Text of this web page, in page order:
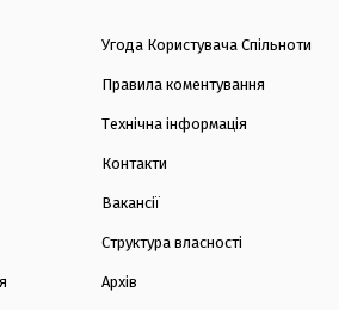
Угода Користувача Спільноти
Правила коментування
Технічна інформація
Контакти
Вакансії
Структура власності
Архів